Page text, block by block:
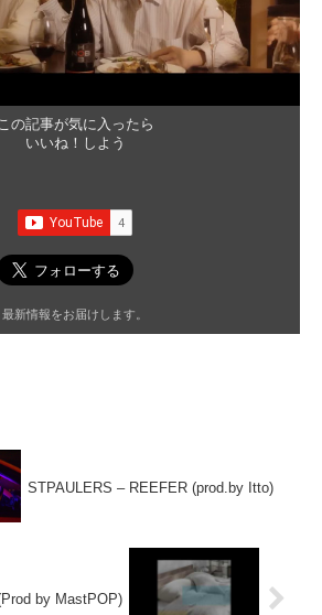
の記事が気に入ったら
いいね！しよう
最新情報をお届けします。
STPAULERS – REEFER (prod.by Itto)
by MastPOP)